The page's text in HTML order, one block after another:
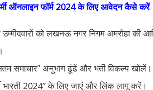
ऑनलाइन फॉर्म 2024 के लिए आवेदन कैसे करें
को लखनऊ नगर निगम अमरोहा की
समाचार” अनुभाग ढूंढें और भर्ती विकल्प खोलें।
भारती 2024” के लिए जाएं और लिंक लागू करें।